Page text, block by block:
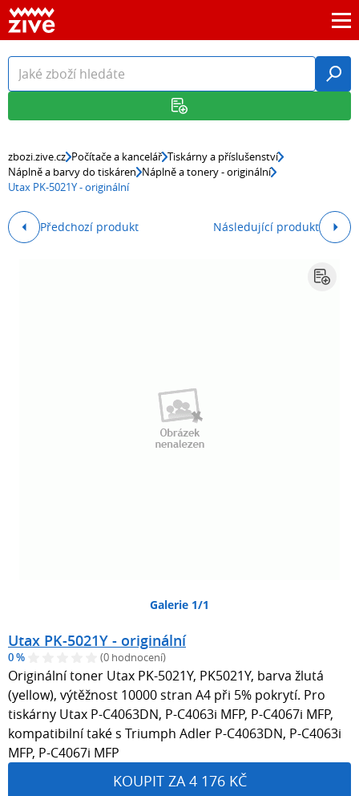
zbozi.zive.cz Počítače a kancelář Tiskárny a příslušenství
Náplně a barvy do tiskáren Náplně a tonery - originální
Utax PK-5021Y - originální
Předchozí produkt Následující produkt
Galerie 1/1
Utax PK-5021Y - originální
0 % (0 hodnocení)
Originální toner Utax PK-5021Y, PK5021Y, barva žlutá
(yellow), výtěžnost 10000 stran A4 při 5% pokrytí. Pro
tiskárny Utax P-C4063DN, P-C4063i MFP, P-C4067i MFP,
kompatibilní také s Triumph Adler P-C4063DN, P-C4063i
MFP, P-C4067i MFP
KOUPIT ZA 4 176 KČ